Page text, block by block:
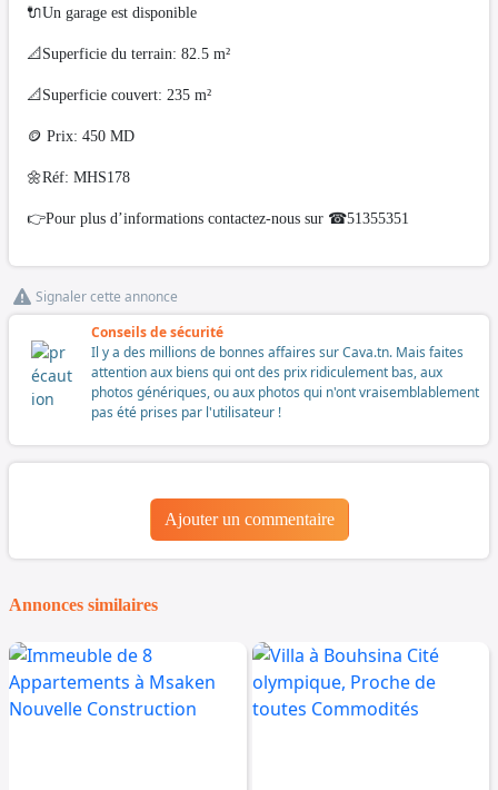
🔌Un garage est disponible
📐Superficie du terrain: 82.5 m²
📐Superficie couvert: 235 m²
🪙 Prix: 450 MD
🌼Réf: MHS178
👉Pour plus d’informations contactez-nous sur ☎51355351
Signaler cette annonce
Conseils de sécurité
Il y a des millions de bonnes affaires sur Cava.tn. Mais faites
attention aux biens qui ont des prix ridiculement bas, aux
photos génériques, ou aux photos qui n'ont vraisemblablement
pas été prises par l'utilisateur !
Ajouter un commentaire
Annonces similaires